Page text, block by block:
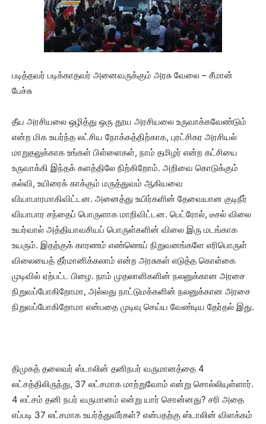
படித்தவர் படிக்காதவர் அனைவருக்கும் அரசு வேலை – சீமான்
பேச்சு
தீய அரசியலை ஒழித்து ஒரு தூய அரசியலை உருவாக்கவேண்டும்
என்ற மிக உயர்ந்த லட்சிய நோக்கத்திற்காக, புரட்சிகர அரசியல்
மாறுதலுக்காக உங்கள் பிள்ளைகள், நாம் தமிழர் என்ற கட்சியை
உருவாக்கி இந்தக் களத்திலே நிற்கிறோம். அறிவை கொடுக்கும்
கல்வி, உயிரைக் காக்கும் மருத்துவம் ஆகியவை
வியாபாரமாகிவிட்டன. அனைத்து உயிர்களின் தேவையான குடிநீர்
வியாபார சந்தைப் பொருளாக மாறிவிட்டன. பெட்ரோல், டீசல் விலை
உயர்வால் அத்தியாவசியப் பொருள்களின் விலை இரு மடங்காக
உயரும். இதற்குக் காரணம் எண்ணெய் நிறுவனங்களே எரிபொருள்
விலையைத் தீர்மானிக்கலாம் என்ற அரசுகள் எடுத்த கொள்கை
முடிவில் ஏற்பட்ட பிழை. நாம் முதலாளிகளின் நலனுக்கான அரசை
நிறுவப்போகிறோமா, அல்லது நாட்டுமக்களின் நலனுக்கான அரசை
நிறுவப்போகிறோமா என்பதை முடிவு செய்ய வேண்டிய தேர்தல் இது.
திமுகத் தலைவர் ஸ்டாலின் தனிநபர் வருமானத்தை 4
லட்சத்திலிருந்து, 37 லட்சமாக மாற்றுவோம் என்று சொல்லியுள்ளார்.
4 லட்சம் தனி நபர் வருமானம் என்று யார் சொன்னது? சரி அதை
எப்படி 37 லட்சமாக உயர்த்துவீர்கள்? என்பதற்கு ஸ்டாலின் விளக்கம்